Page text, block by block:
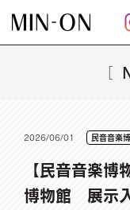
物館 展示入替に伴う休館の
［
2026/06/01 民音音楽
【民音音楽
博物館 展示